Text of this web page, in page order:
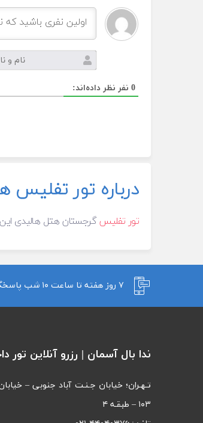
نام
و
نام
خانوادگی*
0 نفر نظر داده‌اند:
درباره تور تفلیس
تور تفلیسگرجستان هتل هالیدی این
۷ روز هفته تا ساعت ۱۰ شب پاسخگوی شما هستیم :
ندا بال آسمان | رزرو آنلاین تور
تـهـران؛ خیابان جـنـت آباد جنوبی –
۱۰۳ – طبقـه‌ ۴